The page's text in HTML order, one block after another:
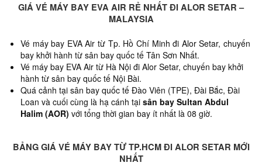
GIÁ VÉ MÁY BAY EVA AIR RẺ NHẤT ĐI ALOR SETAR –
MALAYSIA
Vé máy bay EVA Air từ Tp. Hồ Chí Minh đi Alor Setar, chuyến
bay khởi hành từ sân bay quốc tế Tân Sơn Nhất.
Vé máy bay EVA Air từ Hà Nội đi Alor Setar, chuyến bay khởi
hành từ sân bay quốc tế Nội Bài.
Quá cảnh tại sân bay quốc tế Đào Viên (TPE), Đài Bắc, Đài
Loan và cuối cùng là hạ cánh tại sân bay Sultan Abdul
Halim (AOR) với tổng thời gian bay ít nhất là 08 giờ.
BẢNG GIÁ VÉ MÁY BAY TỪ TP.HCM ĐI ALOR SETAR MỚI
NHẤT